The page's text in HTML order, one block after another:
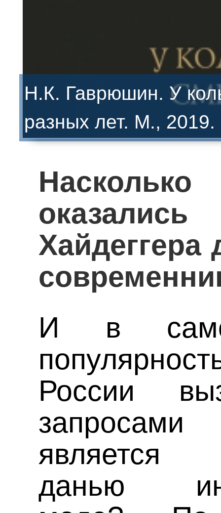
Н.К. Гаврюшин. У
разных лет. М., 2019.
Хайдеггера
И в
России
является
данью